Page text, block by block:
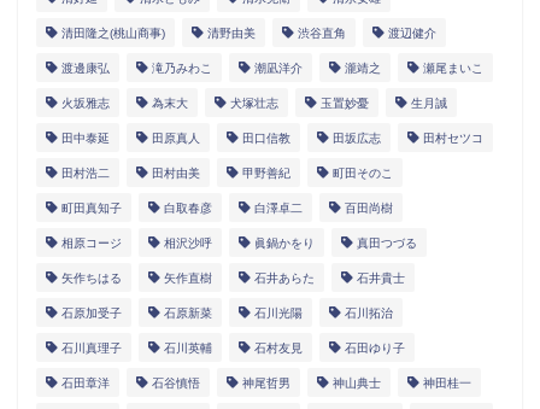
清田隆之(桃山商事) 清野由美 渋谷直角 渡辺健介
渡邊康弘 滝乃みわこ 潮凪洋介 瀧靖之 瀬尾まいこ
火坂雅志 為末大 犬塚壮志 玉置妙憂 生月誠
田中泰延 田原真人 田口信教 田坂広志 田村セツコ
田村浩二 田村由美 甲野善紀 町田そのこ
町田真知子 白取春彦 白澤卓二 百田尚樹
相原コージ 相沢沙呼 眞鍋かをり 真田つづる
矢作ちはる 矢作直樹 石井あらた 石井貴士
石原加受子 石原新菜 石川光陽 石川拓治
石川真理子 石川英輔 石村友見 石田ゆり子
石田章洋 石谷慎悟 神尾哲男 神山典士 神田桂一